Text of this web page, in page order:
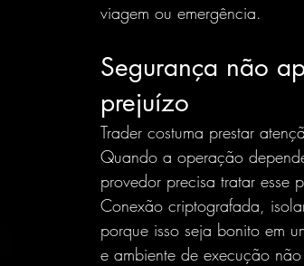
viagem ou emergência.
Segurança não
prejuízo
Trader costuma prestar
Quando a operação
provedor precisa tratar esse
Conexão criptografada,
porque isso seja bonito em
e ambiente de execução